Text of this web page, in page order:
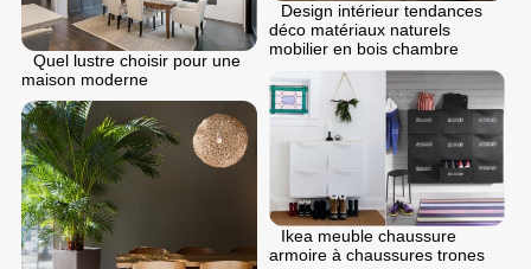
Design intérieur tendances
déco matériaux naturels
mobilier en bois chambre
Quel lustre choisir pour une
maison moderne
Ikea meuble chaussure
armoire à chaussures trones